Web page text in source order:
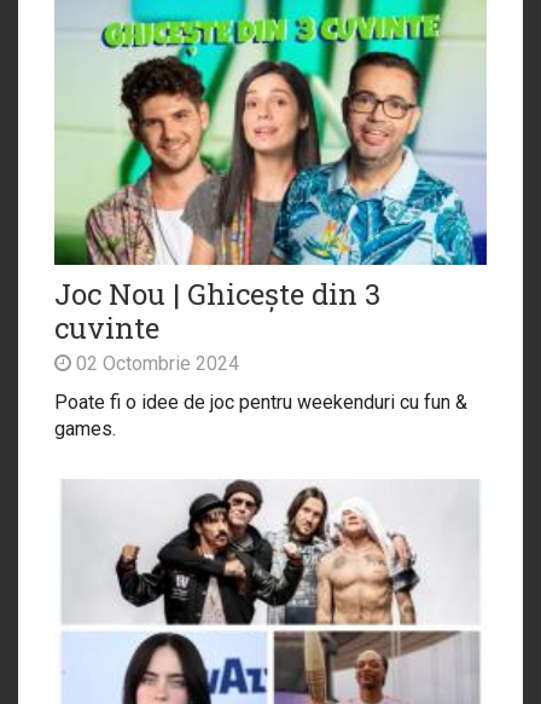
Joc Nou | Ghicește din 3
cuvinte
02 Octombrie 2024
Poate fi o idee de joc pentru weekenduri cu fun &
games.